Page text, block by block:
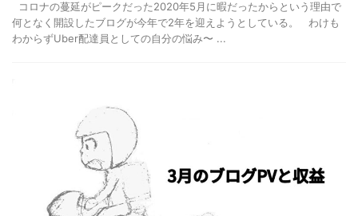
コロナの蔓延がピークだった2020年5月に暇だったからという理由で
何となく開設したブログが今年で2年を迎えようとしている。 わけも
わからずUber配達員としての自分の悩み〜 ...